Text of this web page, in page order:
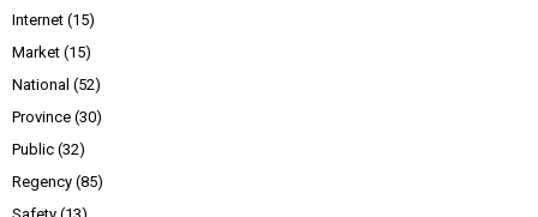
Internet (15)
Market (15)
National (52)
Province (30)
Public (32)
Regency (85)